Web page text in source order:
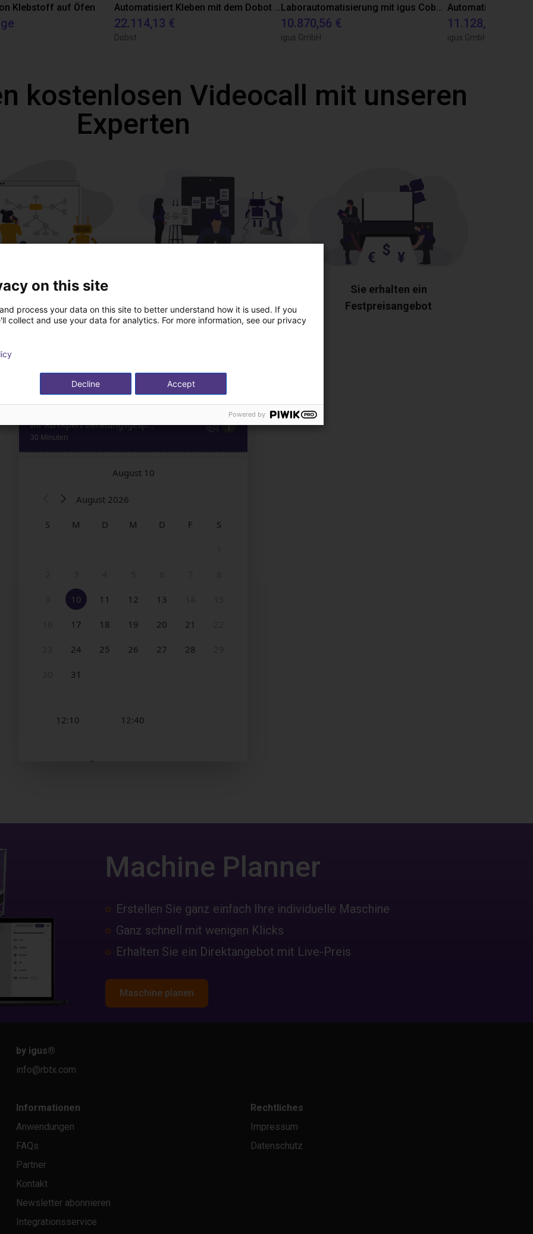
Klebstoff auf Öfen Automatisiert Kleben mit dem Dobot CR5A
22.114,13 €
Dobot
Laborautomatisierung mit igus Cobot ReBeL 6DOF
10.870,56 €
igus GmbH
11.128,07 €
igus GmbH
kostenlosen Videocall mit unseren
Experten
Sie uns Ihre Anwendung
mit Ihnen aus
Sie erhalten ein
Festpreisangebot
Machine Planner
Erstellen Sie ganz einfach Ihre individuelle Maschine
Ganz schnell mit wenigen Klicks
Erhalten Sie ein Direktangebot mit Live-Preis
Maschine planen
by igus®
info@rbtx.com
Informationen
Anwendungen
FAQs
Partner
Kontakt
Newsletter abonnieren
Integrationsservice
Rechtliches
Impressum
Datenschutz
on this site
process your data on this site to better understand how it is used. If you
collect and use your data for analytics. For more information, see our privacy
Accept
Decline
Powered by